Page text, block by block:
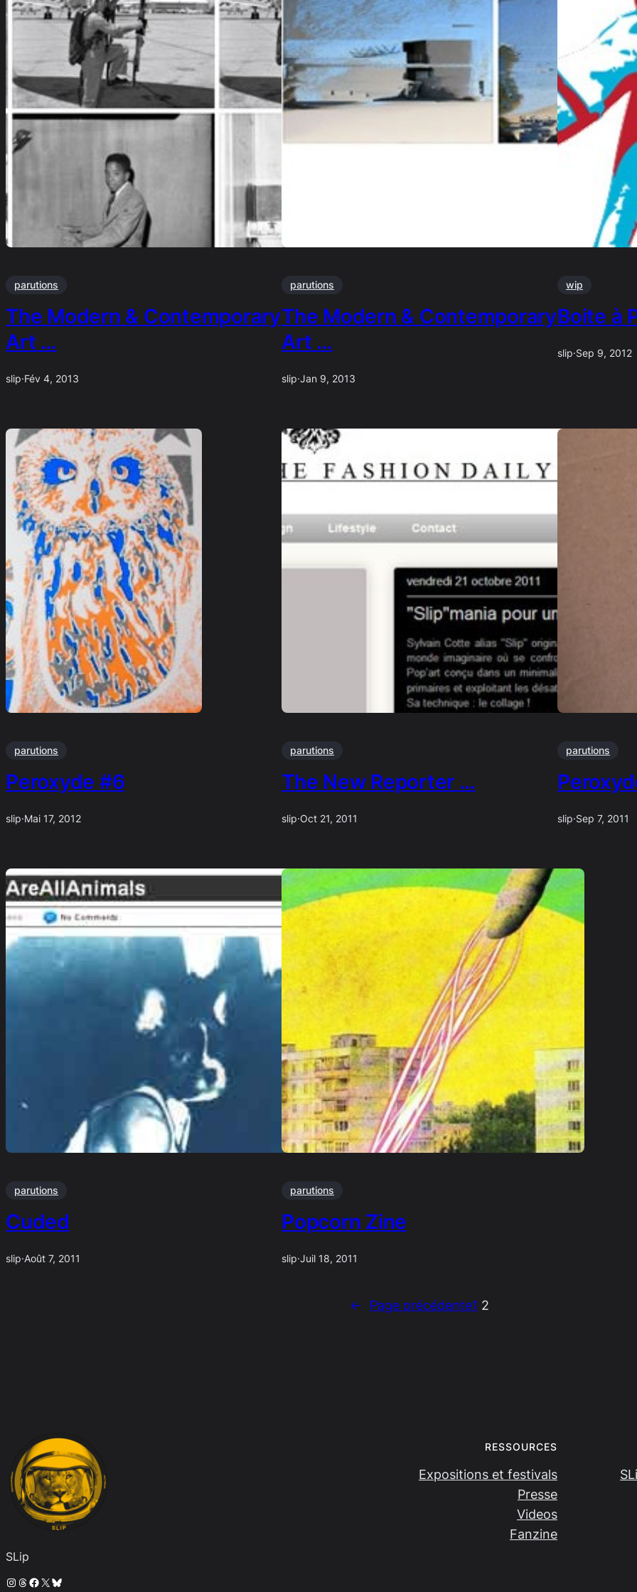
parutions
The Modern & Contemporary
Art …
slip·Fév 4, 2013
parutions
The Modern & Contemporary
Art …
slip·Jan 9, 2013
wip
Boite à
slip·Sep 9, 2012
parutions
Peroxyde #6
slip·Mai 17, 2012
parutions
The New Reporter …
slip·Oct 21, 2011
parutions
slip·Sep 7, 2011
parutions
Cuded
slip·Août 7, 2011
parutions
Popcorn Zine
slip·Juil 18, 2011
← Page précédente1 2
SLip
Instagram
Threads
Facebook
X Bluesky
RESSOURCES
Expositions et festivals
Presse
Videos
Fanzine